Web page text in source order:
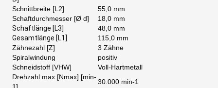
Schnittbreite [L2]
55,0 mm
Schaftdurchmesser [Ø d]
18,0 mm
Schaftlänge [L3]
48,0 mm
Gesamtlänge [L1]
115,0 mm
Zähnezahl [Z]
3 Zähne
Spiralwindung
positiv
Schneidstoff [VHW]
Voll-Hartmetall
Drehzahl max [Nmax] [min-
30.000 min-1